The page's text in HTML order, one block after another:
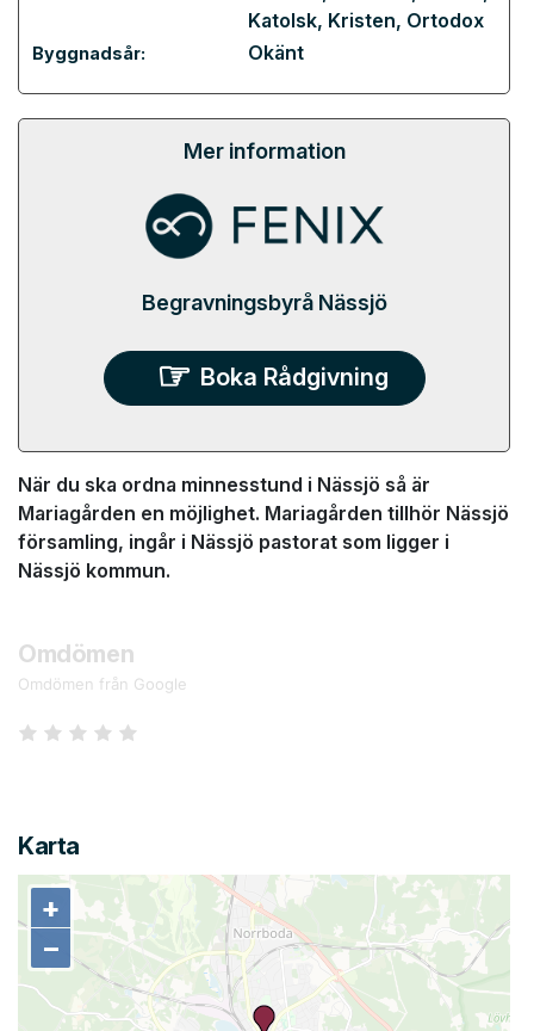
Katolsk, Kristen, Ortodox
Byggnadsår: Okänt
Mer information
Begravningsbyrå Nässjö
Boka Rådgivning
När du ska ordna minnesstund i Nässjö så är
Mariagården en möjlighet. Mariagården tillhör Nässjö
församling, ingår i Nässjö pastorat som ligger i
Nässjö kommun.
Omdömen
Omdömen från Google
Karta
+
−
+
−